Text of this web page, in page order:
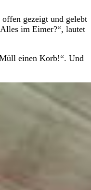
gezeigt und gelebt
im Eimer?“, lautet
einen Korb!“. Und